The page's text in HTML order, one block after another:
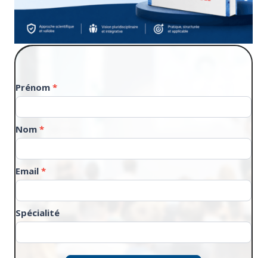
Téléchargement
plaquette
Prénom *
Nom *
Email *
Spécialité